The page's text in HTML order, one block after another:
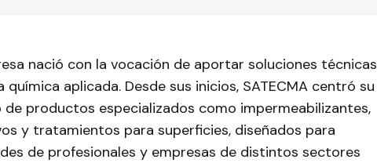
nació con la vocación de aportar soluciones técnicas
aplicada. Desde sus inicios, SATECMA centró su
productos especializados como impermeabilizantes,
y tratamientos para superficies, diseñados para
de profesionales y empresas de distintos sectores